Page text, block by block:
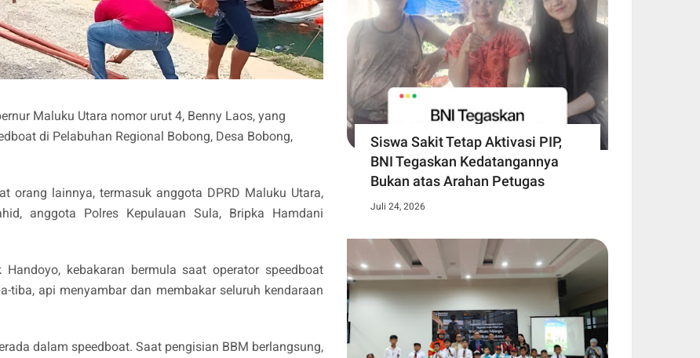
Maluku Utara nomor urut 4, Benny Laos, yang
di Pelabuhan Regional Bobong, Desa Bobong,
orang lainnya, termasuk anggota DPRD Maluku Utara,
anggota Polres Kepulauan Sula, Bripka Hamdani
kebakaran bermula saat operator speedboat
tiba, api menyambar dan membakar seluruh kendaraan
dalam speedboat. Saat pengisian BBM berlangsung,
Siswa Sakit Tetap Aktivasi PIP,
BNI Tegaskan Kedatangannya
Bukan atas Arahan Petugas
Juli 24, 2026